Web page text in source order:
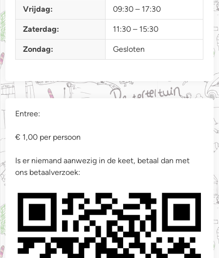
Vrijdag: 09:30 – 17:30
Zaterdag: 11:30 – 15:30
Zondag: Gesloten
Entree:
€ 1,00 per persoon
Is er niemand aanwezig in de keet, betaal dan met
ons betaalverzoek: